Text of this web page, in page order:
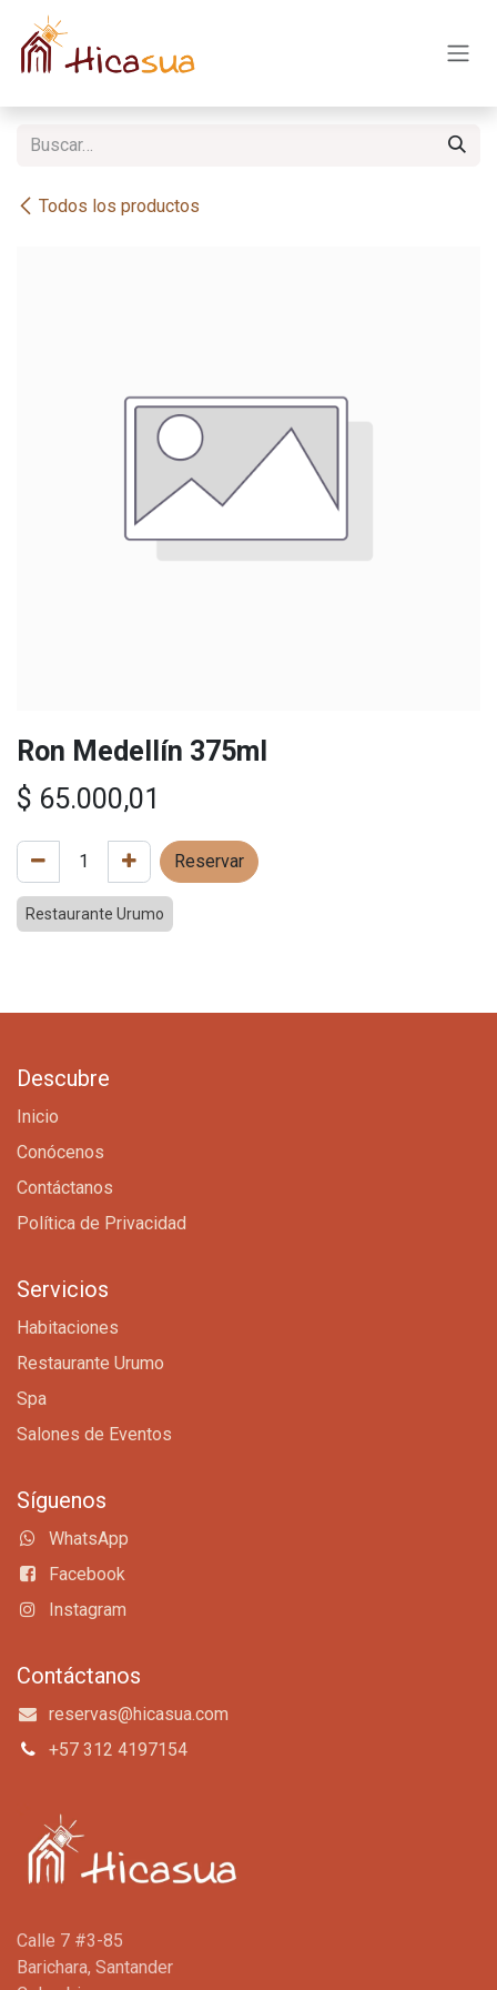
Ir al contenido
Todos los productos
Ron Medellín 375ml
$ 65.000,01
Reservar
Restaurante Urumo
Descubre
Inicio
Conócenos
Contáctanos
Política de Privacidad
Servicios
Habitaciones
Restaurante Urumo
Spa
Salones de Eventos
Síguenos
WhatsApp
Facebook
Instagram
Contáctanos
reservas@hicasua.com
+57 312 4197154
Calle 7 #3-85
Barichara, Santander